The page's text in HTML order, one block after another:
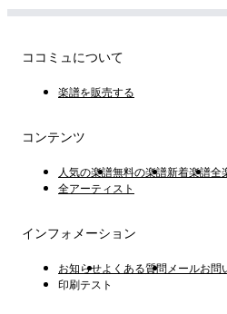
ココミュについて
楽譜を販売する
コンテンツ
人気の楽譜無料の楽譜新着楽譜全
全アーティスト
インフォメーション
お知らせよくある質問 メールお問
印刷テスト